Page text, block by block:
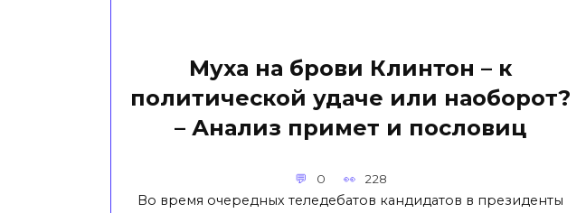
Муха на брови Клинтон – к
политической удаче или наоборот?
– Анализ примет и пословиц
0 228
Во время очередных теледебатов кандидатов в президенты